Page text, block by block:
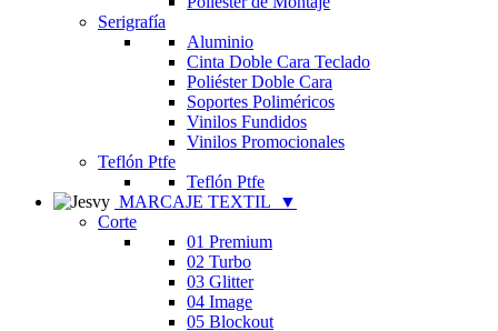
Serigrafía
Aluminio
Cinta Doble Cara Teclado
Poliéster Doble Cara
Soportes Poliméricos
Vinilos Fundidos
Vinilos Promocionales
Teflón Ptfe
Teflón Ptfe
MARCAJE TEXTIL
▼
Corte
01 Premium
02 Turbo
03 Glitter
04 Image
05 Blockout